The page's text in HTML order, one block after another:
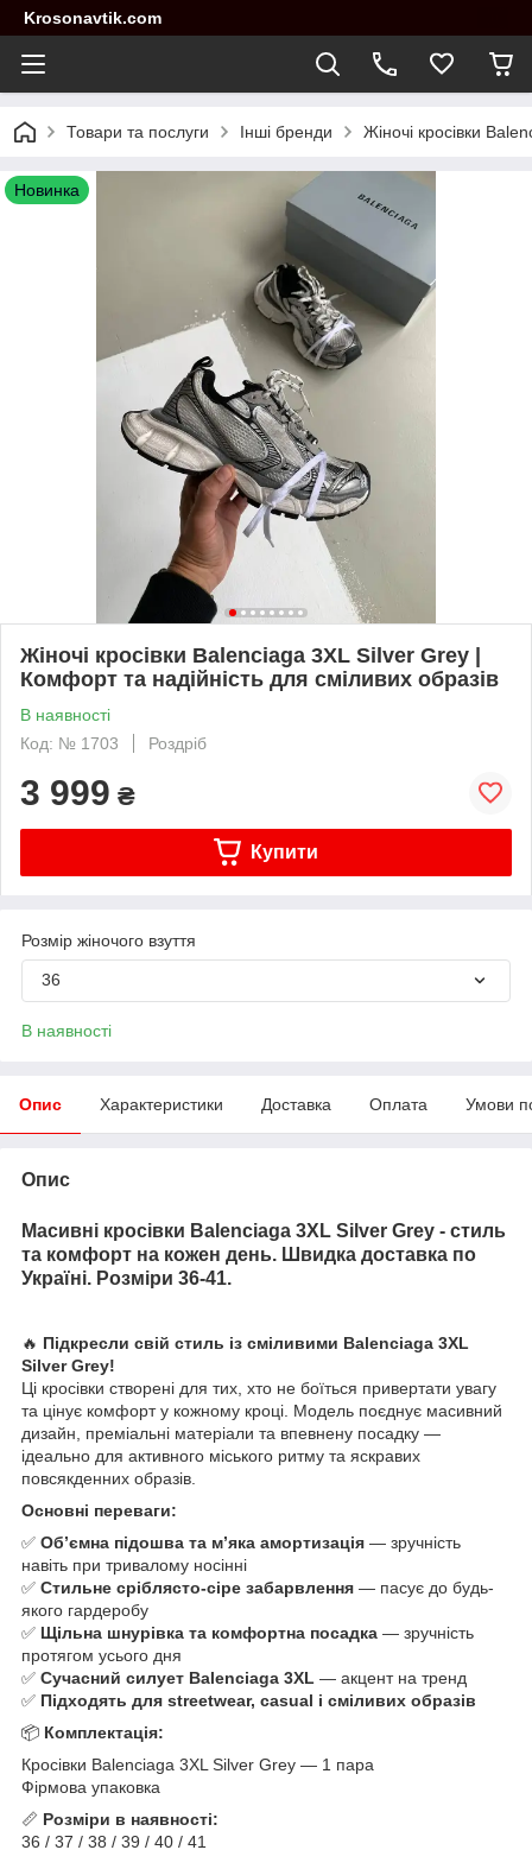
Krosonavtik.com
Товари та послуги Інші бренди Жіночі кросівки
Новинка
Жіночі кросівки Balenciaga 3XL Silver Grey |
Комфорт та надійність для сміливих образів
В наявності
Код: № 1703
Роздріб
3 999 ₴
Купити
Розмір жіночого взуття
36
В наявності
Опис Характеристики Доставка Оплата Умови
Опис
Масивні кросівки Balenciaga 3XL Silver Grey - стиль
та комфорт на кожен день. Швидка доставка по
Україні. Розміри 36-41.
🔥 Підкресли свій стиль із сміливими Balenciaga 3XL
Silver Grey!
Ці кросівки створені для тих, хто не боїться привертати увагу
та цінує комфорт у кожному кроці. Модель поєднує масивний
дизайн, преміальні матеріали та впевнену посадку —
ідеально для активного міського ритму та яскравих
повсякденних образів.
Основні переваги:
✅ Об’ємна підошва та м’яка амортизація — зручність
навіть при тривалому носінні
✅ Стильне сріблясто-сіре забарвлення — пасує до будь-
якого гардеробу
✅ Щільна шнурівка та комфортна посадка — зручність
протягом усього дня
✅ Сучасний силует Balenciaga 3XL — акцент на тренд
✅ Підходять для streetwear, casual і сміливих образів
📦 Комплектація:
Кросівки Balenciaga 3XL Silver Grey — 1 пара
Фірмова упаковка
📏 Розміри в наявності:
36 / 37 / 38 / 39 / 40 / 41